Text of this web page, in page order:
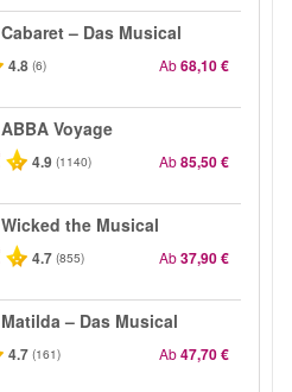
Cabaret – Das Musical
4.8 (6) Ab68,10 €
ABBA Voyage
4.9 (1140) Ab85,50 €
Wicked the Musical
4.7 (855) Ab37,90 €
Matilda – Das Musical
4.7 (161) Ab47,70 €